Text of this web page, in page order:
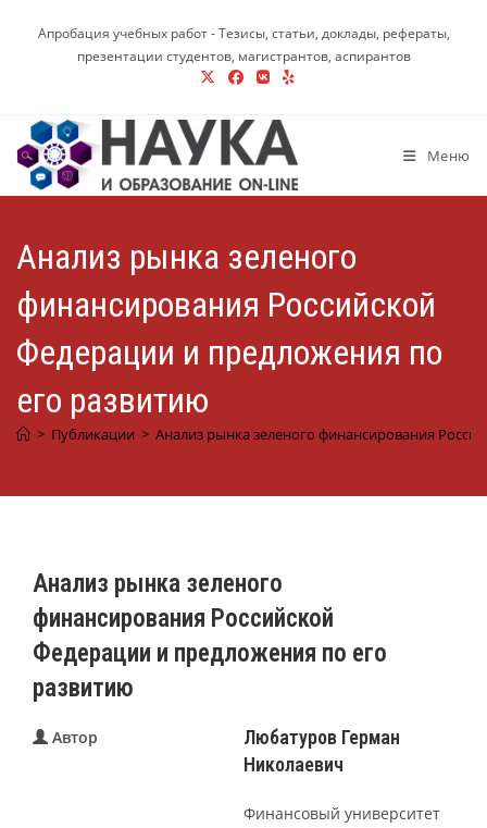
содержимому
Апробация учебных работ - Тезисы, статьи, доклады, рефераты,
презентации студентов, магистрантов, аспирантов
Меню
Анализ рынка зеленого
финансирования Российской
Федерации и предложения по
его развитию
> Публикации > Анализ рынка зеленого финансирования
Анализ рынка зеленого
финансирования Российской
Федерации и предложения по его
развитию
Автор
Любатуров Герман
Николаевич
Финансовый университет